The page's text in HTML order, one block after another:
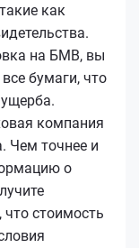
как
на БМВ, вы
бумаги, что
компания
Чем точнее и
о
стоимость